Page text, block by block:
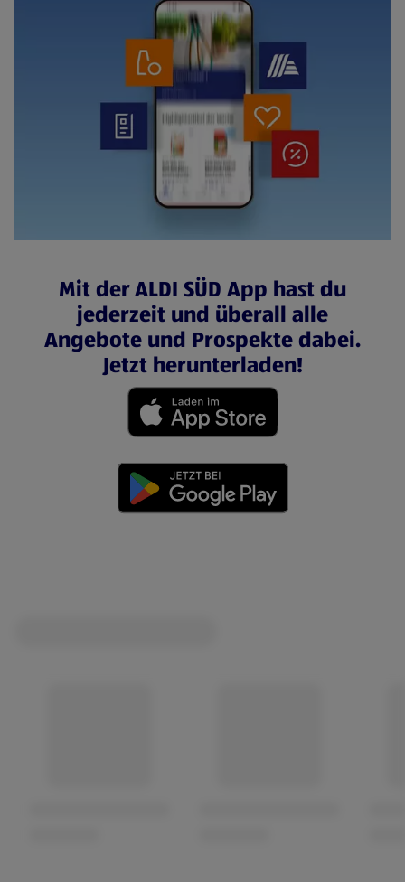
Mit der ALDI SÜD App hast du
jederzeit und überall alle
Angebote und Prospekte dabei.
Jetzt herunterladen!